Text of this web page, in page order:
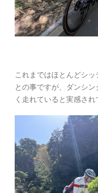
これまではほとんどシ
との事ですが、ダンシ
く走れていると実感され